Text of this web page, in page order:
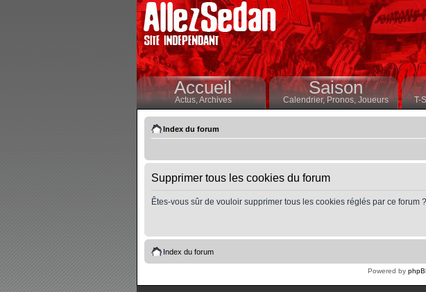
Accueil
Actus,Archives
Saison
Calendrier,Pronos, Joueurs T-
Index du forum
Supprimer tous les cookies du forum
Êtes-vous sûr de vouloir supprimer tous les cookies réglés par ce forum ?
Index du forum
Powered by